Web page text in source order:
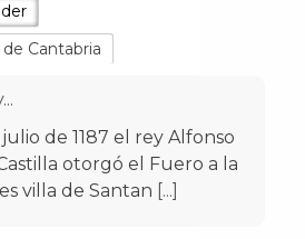
Cantabria
julio de 1187 el rey Alfonso
otorgó el Fuero a la
villa de Santan [...]